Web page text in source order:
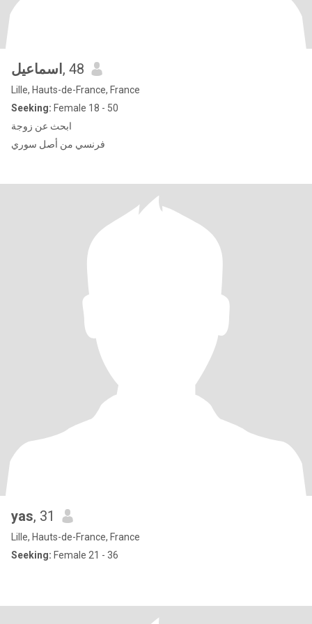
اسماعيل , 48
Lille, Hauts-de-France, France
Seeking: Female 18 - 50
ابحث عن زوجة
فرنسي من أصل سوري
yas, 31
Lille, Hauts-de-France, France
Seeking: Female 21 - 36